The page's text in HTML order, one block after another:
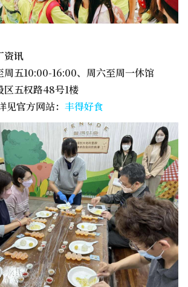
资讯
周五10:00-16:00、周六至周一休馆
区五权路48号1楼
官方网站： 丰得好食